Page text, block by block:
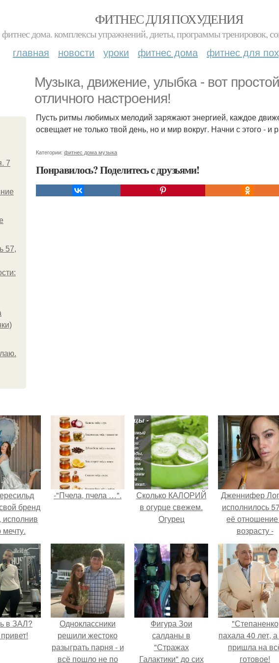
ФИТНЕС ДЛЯ ПОХУДЕНИЯ
фитнес дома. комплексы упражнений, диеты, программы тренировок,
главная новости уроки фитнес дома фитнес для
Музыка, движение, улыбка - вот
отличного настроения!
7
57,
Пусть ритмы любимых мелодий заряжают энергией, каждое
освещает не только твой день, но и мир вокруг. Начни с этого - и
Категории: фитнес дома музыка
Понравилось? Поделитесь с друзьями!
бренд
-"Пчела, пчела …".
Сколько КАЛОРИЙ
в огурце свежем.
Огурец
Дженнифер
исполнилось
её отношение
возрасту -
настоящий
манифест
уверенности:
говорите, что
отлично
для 57.
в ЗАЛ?
Одноклассники
решили жестоко
разыграть парня - и
всё пошло не по
Фигура Зои
салданы в
"Стражах
Галактики" до сих
"Степаненко
пахала 40 лет, а
пришла на
готовое!